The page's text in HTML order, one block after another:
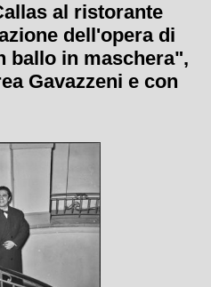
al ristorante
dell'opera di
ballo in maschera",
Gavazzeni e con
la stagione
alla Scala